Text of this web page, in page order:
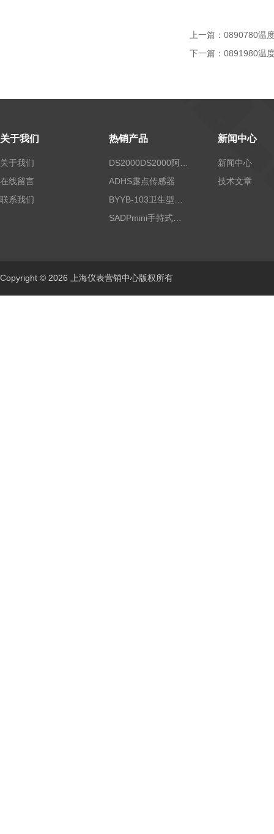
上一篇： 0890780温
下一篇： 0891980温
关于我们
关于我们
在线留言
联系我们
热销产品
ADHS露点传感器
新闻中心
新闻中心
技术文章
Copyright © 2026 上海仪表营销中心版权所有